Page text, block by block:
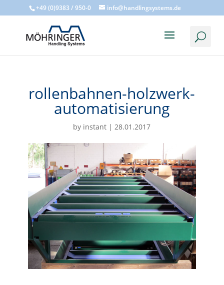
+49 (0)9383 / 950-0 info@handlingsystems.de
rollenbahnen-holzwerk-
automatisierung
by instant |28.01.2017